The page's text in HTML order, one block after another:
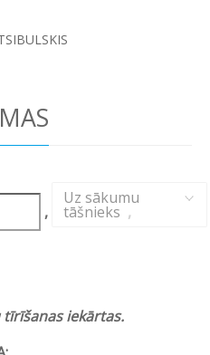
,
Uz sākumu
tāšnieks ,
iekārtas.